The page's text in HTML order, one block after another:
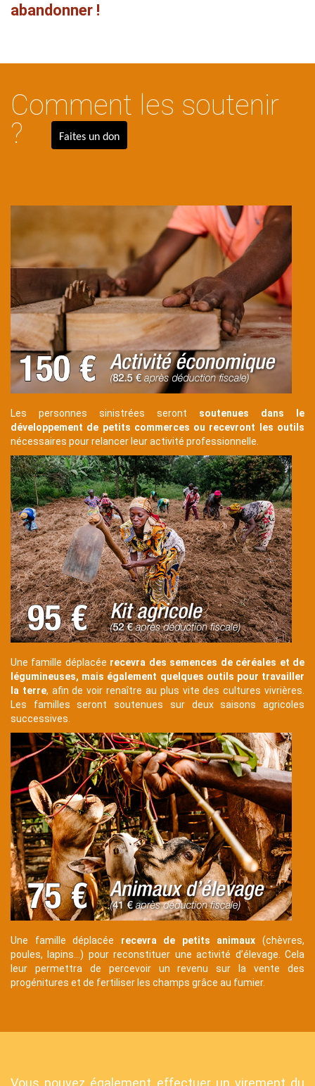
abandonner !
Contenu
Texte
Comment les soutenir
?
Faites un don
Les personnes sinistrées seront soutenues dans le
développement de petits commerces ou recevront les outils
nécessaires pour relancer leur activité professionnelle.
Texte
Une famille déplacée recevra des semences de céréales et de
légumineuses, mais également quelques outils pour travailler
la terre, afin de voir renaître au plus vite des cultures vivrières.
Les familles seront soutenues sur deux saisons agricoles
successives.
Texte
Une famille déplacée recevra de petits animaux (chèvres,
poules, lapins…) pour reconstituer une activité d’élevage. Cela
leur permettra de percevoir un revenu sur la vente des
progénitures et de fertiliser les champs grâce au fumier.
Texte
Vous pouvez également effectuer un virement du